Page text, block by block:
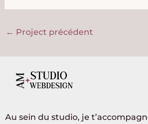
← Project précédent
Au sein du studio, je